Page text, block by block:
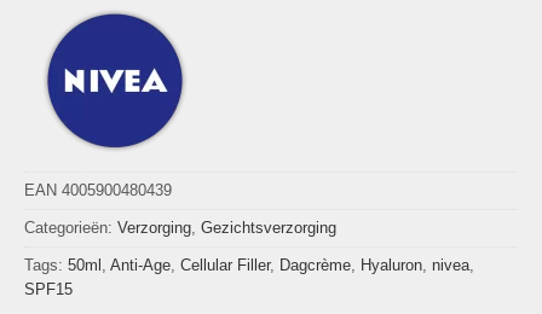
EAN 4005900480439
Categorieën: Verzorging, Gezichtsverzorging
Tags: 50ml , Anti-Age, Cellular Filler, Dagcrème, Hyaluron, nivea,
SPF15